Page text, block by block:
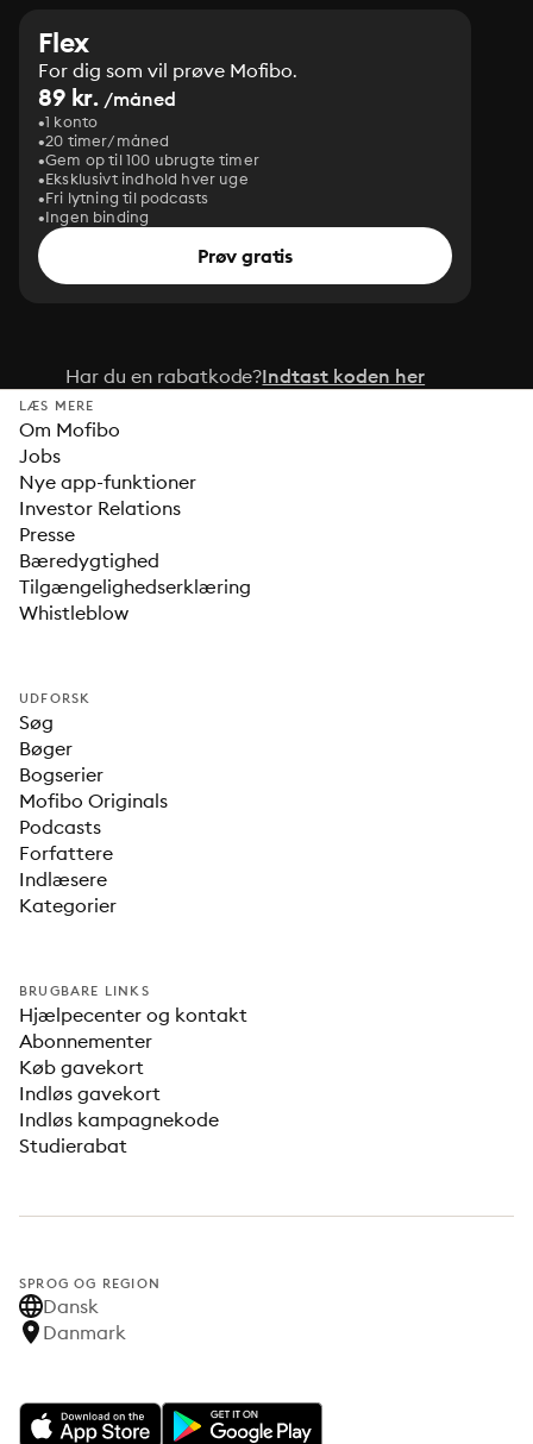
Flex
For dig som vil prøve Mofibo.
89 kr. /måned
1 konto
20 timer/måned
Gem op til 100 ubrugte timer
Eksklusivt indhold hver uge
Fri lytning til podcasts
Ingen binding
Prøv gratis
Har du en rabatkode?Indtast koden her
LÆS MERE
Om Mofibo
Jobs
Nye app-funktioner
Investor Relations
Presse
Bæredygtighed
Tilgængelighedserklæring
Whistleblow
UDFORSK
Søg
Bøger
Bogserier
Mofibo Originals
Podcasts
Forfattere
Indlæsere
Kategorier
BRUGBARE LINKS
Hjælpecenter og kontakt
Abonnementer
Køb gavekort
Indløs gavekort
Indløs kampagnekode
Studierabat
SPROG OG REGION
Dansk
Danmark